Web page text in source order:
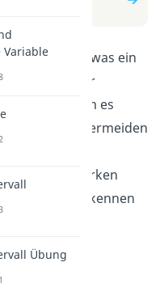
wird erklärt, was ein
Alphafehler
lernst, warum es
Fehler zu vermeiden
deine
auswirken
wie du ihn erkennen
kannst.
Übung